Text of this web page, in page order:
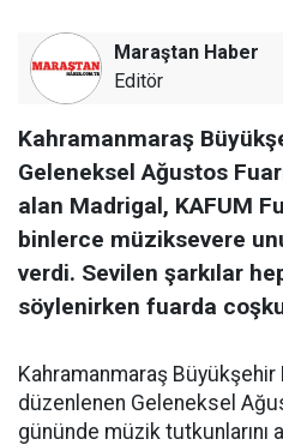
Maraştan Haber
Editör
Kahramanmaraş
Geleneksel Ağustos
alan Madrigal, KAFUM
binlerce müziksevere
verdi. Sevilen şarkılar
söylenirken fuarda
Kahramanmaraş
düzenlenen Geleneksel
gününde müzik